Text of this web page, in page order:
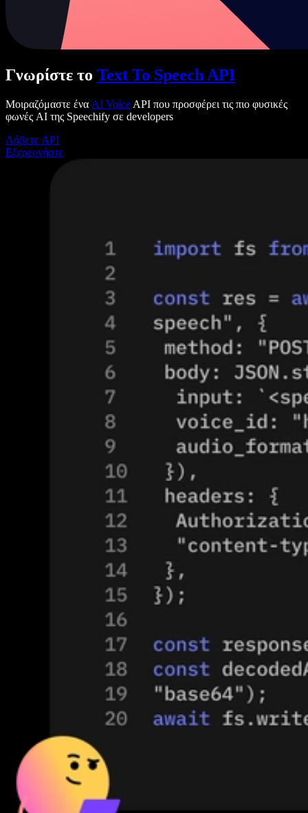
Γνωρίστε το Text To Speech API
Μοιραζόμαστε ένα AI Voice API που προσφέρει τις πιο φυσικές
φωνές AI της Speechify σε developers
Λάβετε API
Εξερευνήστε